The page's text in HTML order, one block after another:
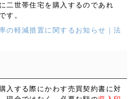
二世帯住宅を購入するのであれ
す。
の軽減措置に関するお知らせ｜法
入する際にかわす売買契約書に対